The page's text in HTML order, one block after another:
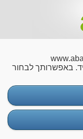
באפשרותך לבחור